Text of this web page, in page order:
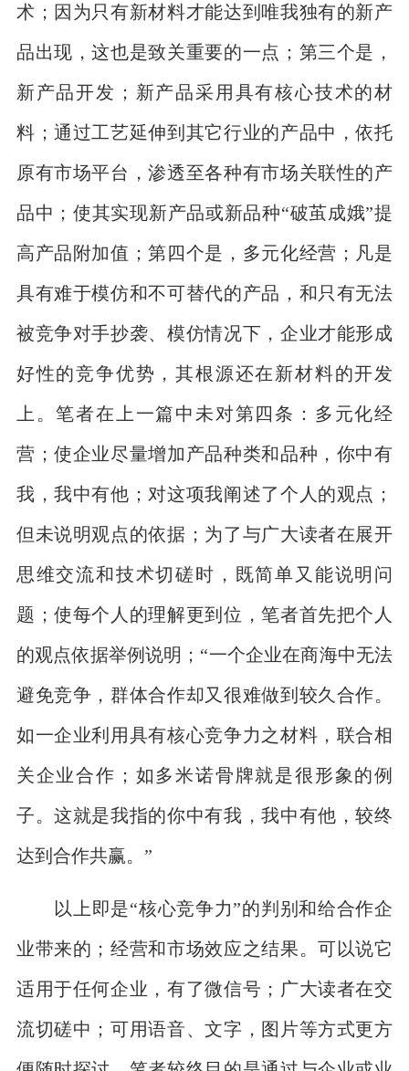
术；因为只有新材料才能达到唯我独有的新产
品出现，这也是致关重要的一点；第三个是，
新产品开发；新产品采用具有核心技术的材
料；通过工艺延伸到其它行业的产品中，依托
原有市场平台，渗透至各种有市场关联性的产
品中；使其实现新产品或新品种“破茧成娥”提
高产品附加值；第四个是，多元化经营；凡是
具有难于模仿和不可替代的产品，和只有无法
被竞争对手抄袭、模仿情况下，企业才能形成
好性的竞争优势，其根源还在新材料的开发
上。笔者在上一篇中未对第四条：多元化经
营；使企业尽量增加产品种类和品种，你中有
我，我中有他；对这项我阐述了个人的观点；
但未说明观点的依据；为了与广大读者在展开
思维交流和技术切磋时，既简单又能说明问
题；使每个人的理解更到位，笔者首先把个人
的观点依据举例说明；“一个企业在商海中无法
避免竞争，群体合作却又很难做到较久合作。
如一企业利用具有核心竞争力之材料，联合相
关企业合作；如多米诺骨牌就是很形象的例
子。这就是我指的你中有我，我中有他，较终
达到合作共赢。”
以上即是“核心竞争力”的判别和给合作企
业带来的；经营和市场效应之结果。可以说它
适用于任何企业，有了微信号；广大读者在交
流切磋中；可用语音、文字，图片等方式更方